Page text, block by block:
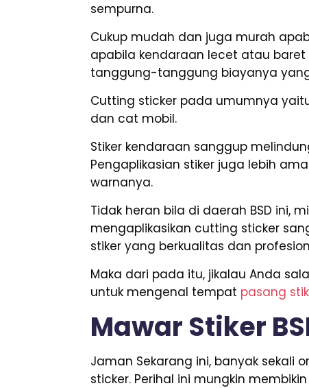
sempurna.
Cukup mudah dan juga murah
apabila kendaraan lecet atau
tanggung-tanggung biayanya
Cutting sticker pada umumnya
dan cat mobil.
Stiker kendaraan sanggup
Pengaplikasian stiker juga lebih
warnanya.
Tidak heran bila di daerah BSD ini,
mengaplikasikan cutting sticker
stiker yang berkualitas dan
Maka dari pada itu, jikalau Anda
untuk mengenal tempat pasang
Mawar Stiker
Jaman Sekarang ini, banyak sekali
sticker. Perihal ini mungkin